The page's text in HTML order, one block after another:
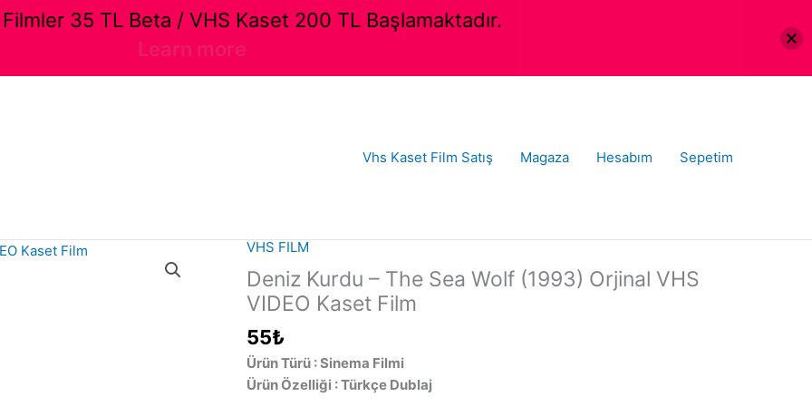
Vhs Kaset Film Satış Magaza Hesabım Sepetim
VHS FILM
Deniz Kurdu – The Sea Wolf (1993) Orjinal VHS
VIDEO Kaset Film
55₺
Ürün Türü : Sinema Filmi
Ürün Özelliği : Türkçe Dublaj
35 TL Beta / VHS Kaset 200 TL Başlamaktadır.
Learn more